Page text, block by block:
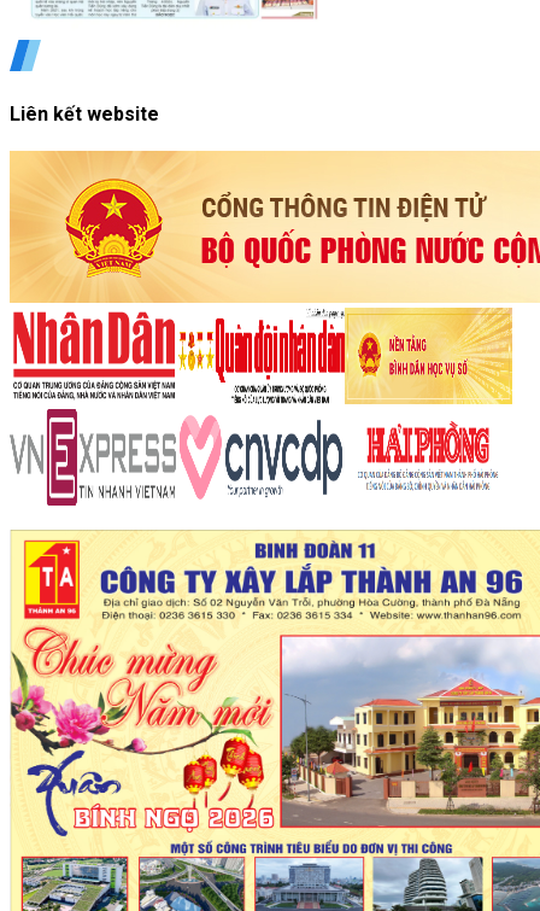
Liên kết website